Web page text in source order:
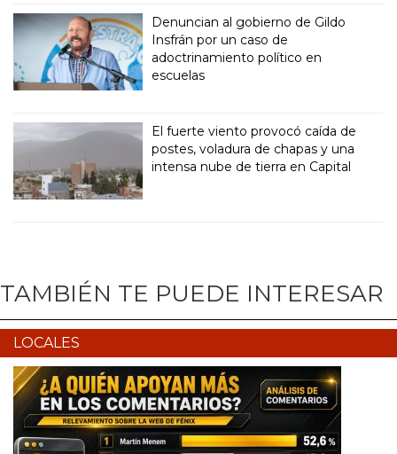
Denuncian al gobierno de Gildo
Insfrán por un caso de
adoctrinamiento político en
escuelas
El fuerte viento provocó caída de
postes, voladura de chapas y una
intensa nube de tierra en Capital
TAMBIÉN TE PUEDE INTERESAR
LOCALES